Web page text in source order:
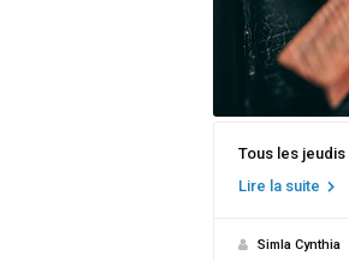
Tous les
Lire la suite
Simla Cynthia